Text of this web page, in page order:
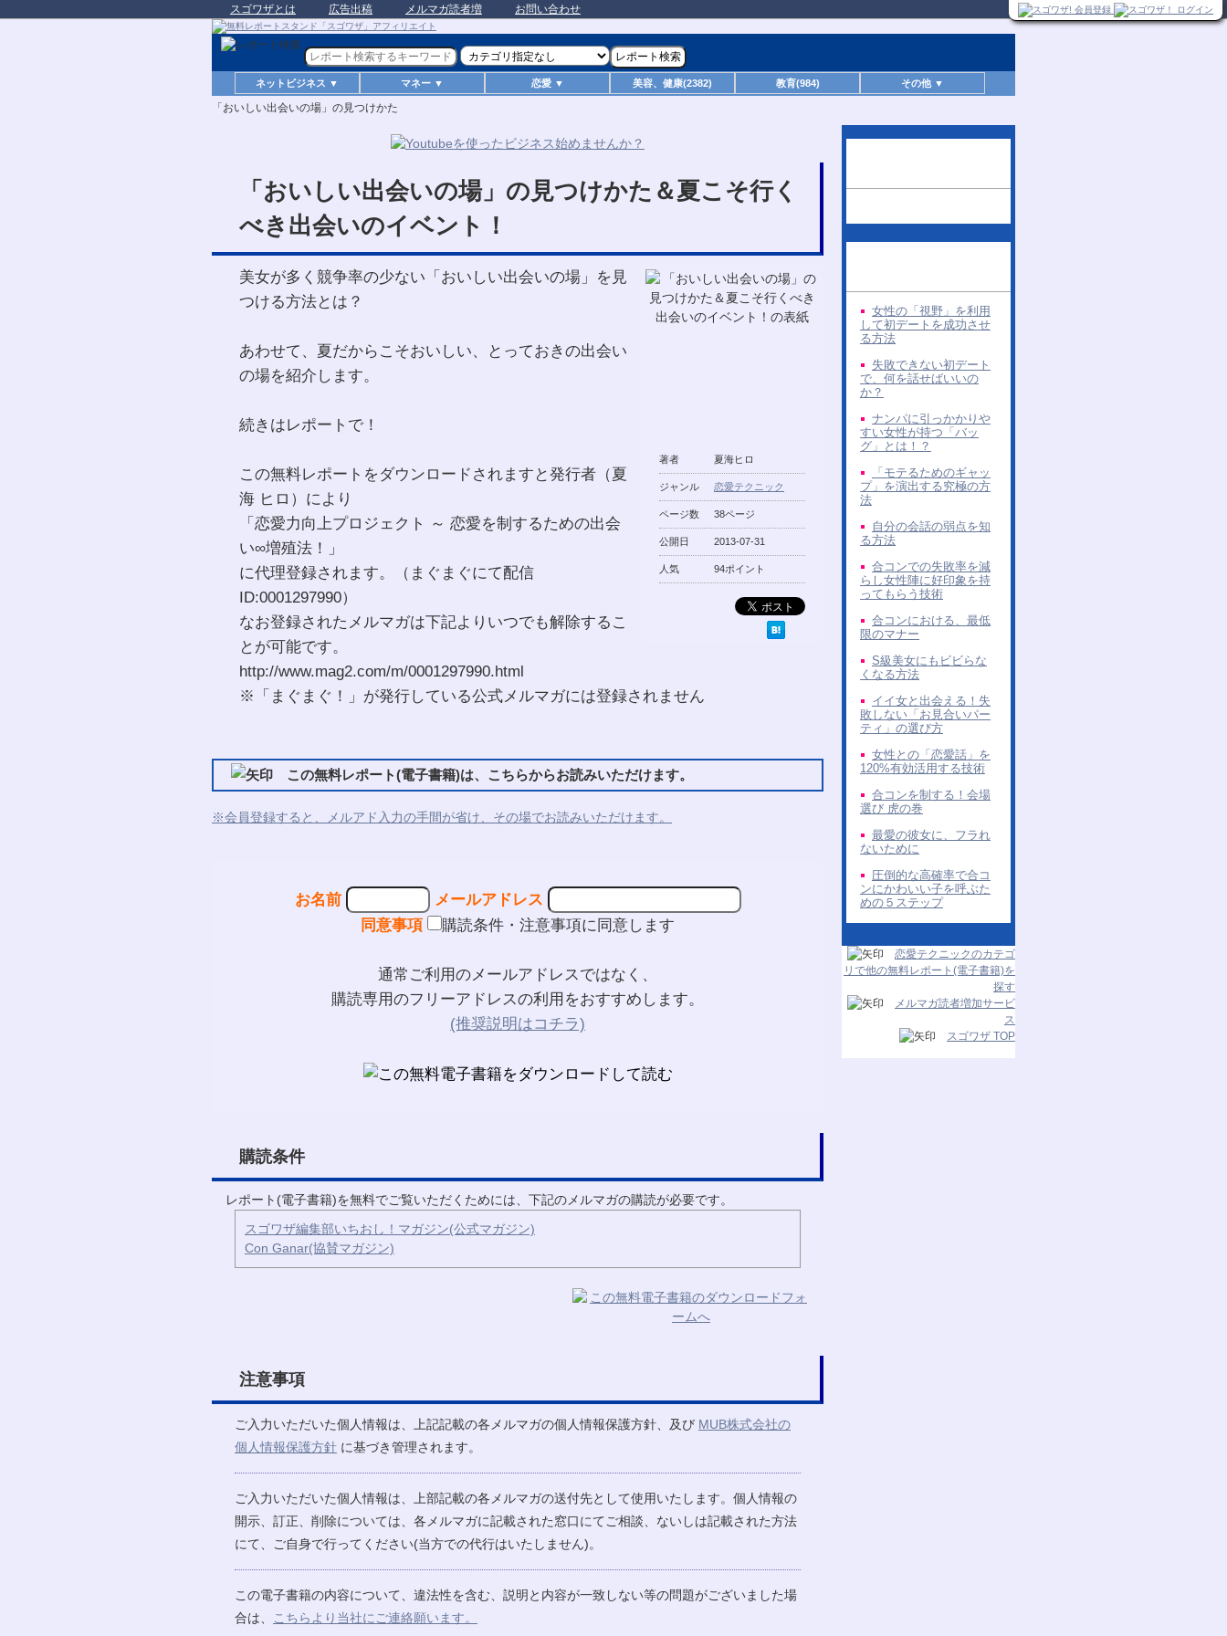
スゴワザとは 広告出稿 メルマガ読者増 お問い合わせ
ネットビジネス ▼ マネー ▼ 恋愛 ▼ 美容、健康(2382) 教育(984) その他 ▼
「おいしい出会いの場」の見つけかた
「おいしい出会いの場」の見つけかた＆夏こそ行く
べき出会いのイベント！
著者 夏海ヒロ
ジャンル 恋愛テクニック
ページ数 38ページ
公開日 2013-07-31
人気 94ポイント
美女が多く競争率の少ない「おいしい出会いの場」を見
つける方法とは？
あわせて、夏だからこそおいしい、とっておきの出会い
の場を紹介します。
続きはレポートで！
この無料レポートをダウンロードされますと発行者（夏
海 ヒロ）により
「恋愛力向上プロジェクト ～ 恋愛を制するための出会
い∞増殖法！」
に代理登録されます。（まぐまぐにて配信
ID:0001297990）
なお登録されたメルマガは下記よりいつでも解除するこ
とが可能です。
http://www.mag2.com/m/0001297990.html
※「まぐまぐ！」が発行している公式メルマガには登録されません
この無料レポート(電子書籍)は、こちらからお読みいただけます。
※会員登録すると、メルアド入力の手間が省け、その場でお読みいただけます。
お名前
メールアドレス
同意事項
購読条件・注意事項に同意します
通常ご利用のメールアドレスではなく、
購読専用のフリーアドレスの利用をおすすめします。
(推奨説明はコチラ)
購読条件
レポート(電子書籍)を無料でご覧いただくためには、下記のメルマガの購読が必要です。
スゴワザ編集部いちおし！マガジン(公式マガジン)
Con Ganar(協賛マガジン)
注意事項
ご入力いただいた個人情報は、上記記載の各メルマガの個人情報保護方針、及び MUB株式会社の
個人情報保護方針 に基づき管理されます。
ご入力いただいた個人情報は、上部記載の各メルマガの送付先として使用いたします。個人情報の
開示、訂正、削除については、各メルマガに記載された窓口にてご相談、ないしは記載された方法
にて、ご自身で行ってください(当方での代行はいたしません)。
この電子書籍の内容について、違法性を含む、説明と内容が一致しない等の問題がございました場
合は、
こちらより当社にご連絡願います。
女性の「視野」を利用
して初デートを成功させ
る方法
失敗できない初デート
で、何を話せばいいの
か？
ナンパに引っかかりや
すい女性が持つ「バッ
グ」とは！？
「モテるためのギャッ
プ」を演出する究極の方
法
自分の会話の弱点を知
る方法
合コンでの失敗率を減
らし女性陣に好印象を持
ってもらう技術
合コンにおける、最低
限のマナー
S級美女にもビビらな
くなる方法
イイ女と出会える！失
敗しない「お見合いパー
ティ」の選び方
女性との「恋愛話」を
120%有効活用する技術
合コンを制する！会場
選び 虎の巻
最愛の彼女に、フラれ
ないために
圧倒的な高確率で合コ
ンにかわいい子を呼ぶた
めの５ステップ
恋愛テクニックのカテゴ
リで他の無料レポート(電子書籍)を
探す
メルマガ読者増加サービ
ス
スゴワザ TOP